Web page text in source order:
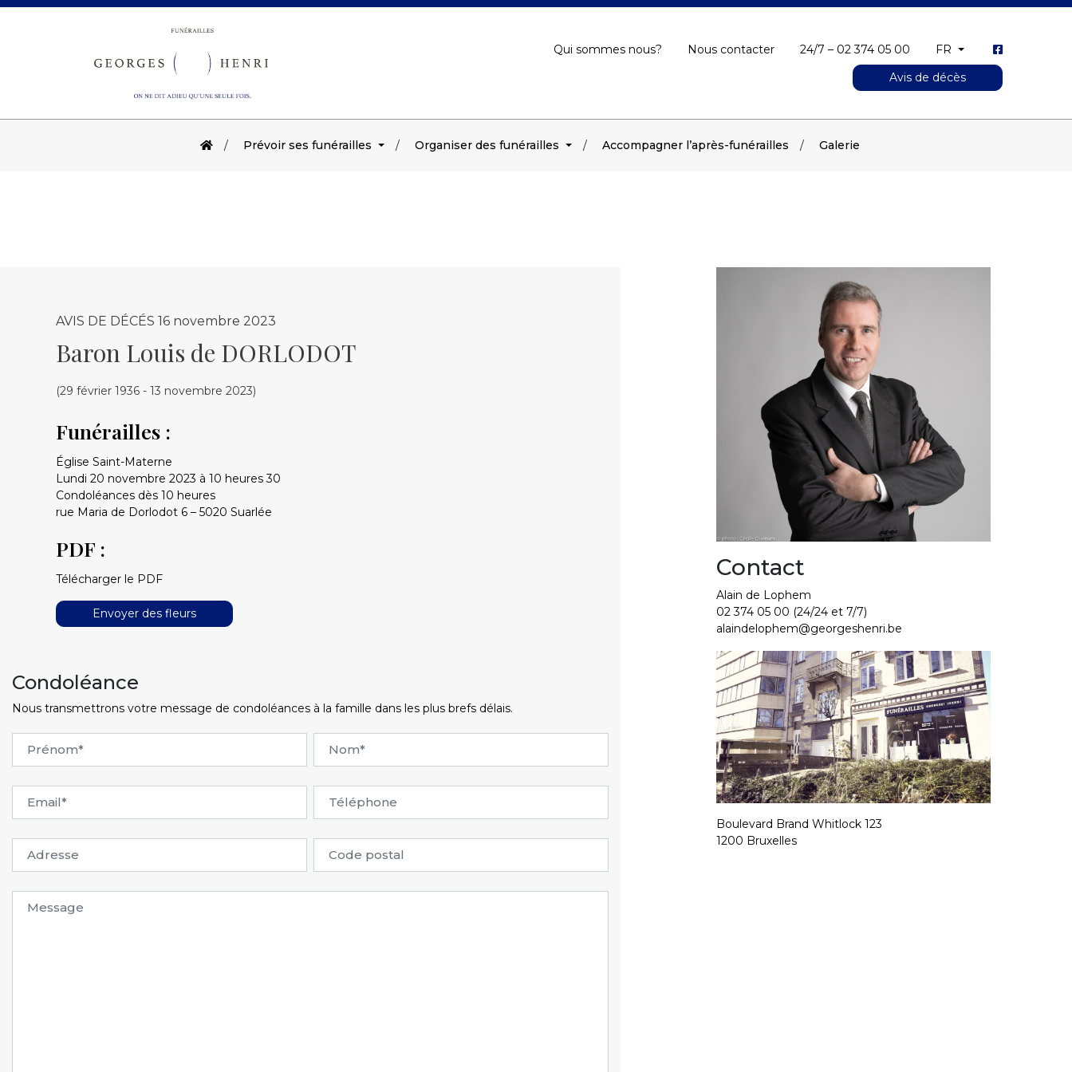
Qui sommes nous? Nous contacter 24/7 – 02 374 05 00
FR
Avis de décès
Prévoir ses funérailles Organiser des funérailles Accompagner l’après-funérailles Galerie
AVIS DE DÉCÉS 16 novembre 2023
Baron Louis de DORLODOT
(29 février 1936 - 13 novembre 2023)
Funérailles :
Église Saint-Materne
Lundi 20 novembre 2023 à 10 heures 30
Condoléances dès 10 heures
rue Maria de Dorlodot 6 – 5020 Suarlée
PDF :
Télécharger le PDF
Envoyer des fleurs
Condoléance
Nous transmettrons votre message de condoléances à la famille dans les plus brefs délais.
Contact
Alain de Lophem
02 374 05 00 (24/24 et 7/7)
alaindelophem@georgeshenri.be
Boulevard Brand Whitlock 123
1200 Bruxelles